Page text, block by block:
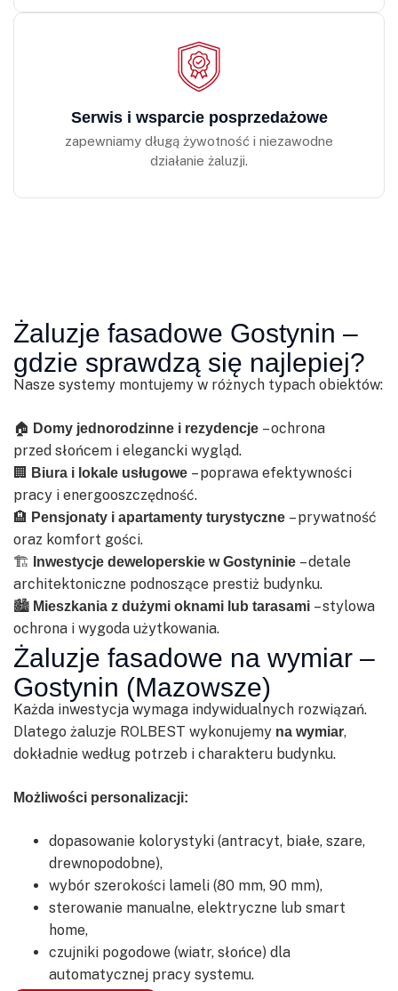
Serwis i wsparcie posprzedażowe
zapewniamy długą żywotność i niezawodne
działanie żaluzji.
Żaluzje fasadowe Gostynin –
gdzie sprawdzą się najlepiej?
Nasze systemy montujemy w różnych typach obiektów:
🏠 Domy jednorodzinne i rezydencje – ochrona
przed słońcem i elegancki wygląd.
🏢
Biura i lokale usługowe – poprawa efektywności
pracy i energooszczędność.
🏨 Pensjonaty i apartamenty turystyczne – prywatność
oraz komfort gości.
🏗️ Inwestycje deweloperskie w Gostyninie – detale
architektoniczne podnoszące prestiż budynku.
🏙️ Mieszkania z dużymi oknami lub tarasami – stylowa
ochrona i wygoda użytkowania.
Żaluzje fasadowe na wymiar –
Gostynin (Mazowsze)
Każda inwestycja wymaga indywidualnych rozwiązań.
Dlatego żaluzje ROLBEST wykonujemy na wymiar,
dokładnie według potrzeb i charakteru budynku.
Możliwości personalizacji:
dopasowanie kolorystyki (antracyt, białe, szare,
drewnopodobne),
wybór szerokości lameli (80 mm, 90 mm),
sterowanie manualne, elektryczne lub smart
home,
czujniki pogodowe (wiatr, słońce) dla
automatycznej pracy systemu.